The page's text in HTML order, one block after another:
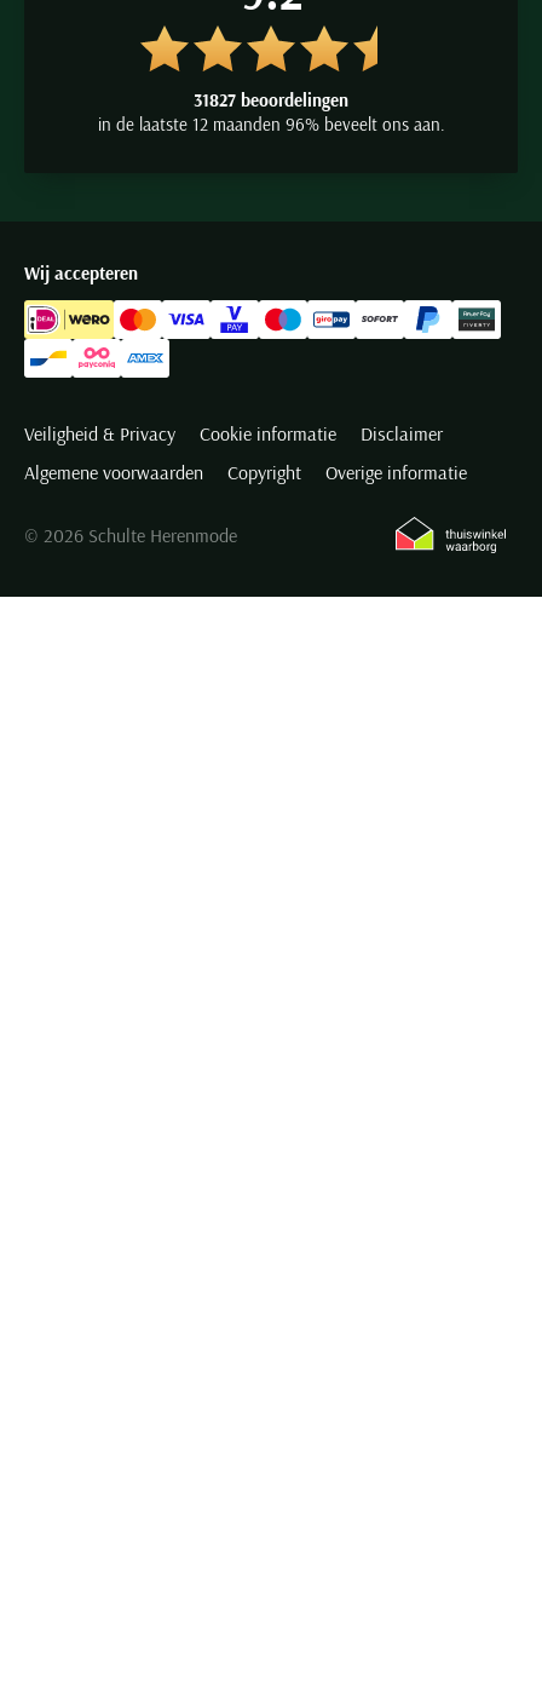
31827 beoordelingen
in de laatste 12 maanden 96% beveelt ons aan.
Wij accepteren
Veiligheid & Privacy Cookie informatie
Disclaimer
Algemene voorwaarden
Copyright Overige informatie
© 2026 Schulte Herenmode